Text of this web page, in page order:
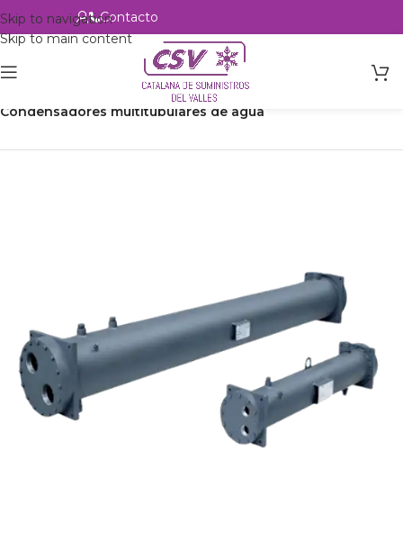
Skip to navigation
Skip to main content
Contacto
Intercambio
Condensadores multitubulares de agua